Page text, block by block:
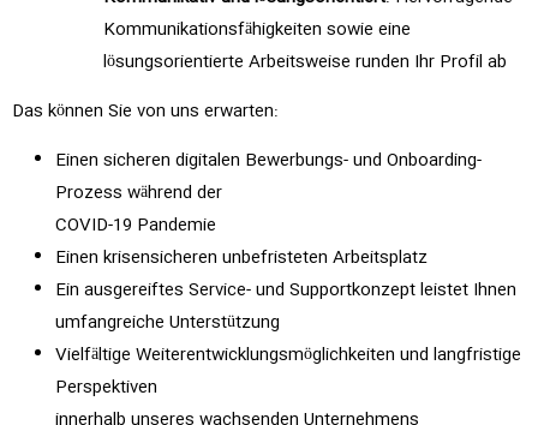
Kommunikationsfähigkeiten sowie eine
lösungsorientierte Arbeitsweise runden Ihr Profil ab
Das können Sie von uns erwarten:
Einen sicheren digitalen Bewerbungs- und Onboarding-
Prozess während der
COVID-19 Pandemie
Einen krisensicheren unbefristeten Arbeitsplatz
Ein ausgereiftes Service- und Supportkonzept leistet Ihnen
umfangreiche Unterstützung
Vielfältige Weiterentwicklungsmöglichkeiten und langfristige
Perspektiven